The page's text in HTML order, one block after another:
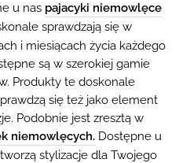
u nas pajacyki niemowlęce
sprawdzają się w
i miesiącach życia każdego
są w szerokiej gamie
Produkty te doskonale
się też jako element
Podobnie jest zresztą w
niemowlęcych. Dostępne u
stylizacje dla Twojego